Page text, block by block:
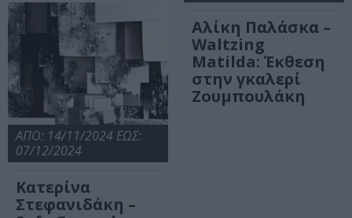
ΑΠΟ: 14/11/2024 ΕΩΣ:
07/12/2024
Κατερίνα
Στεφανιδάκη –
Αλίκη Παλάσκα –
Waltzing
Matilda: Έκθεση
στην γκαλερί
Ζουμπουλάκη